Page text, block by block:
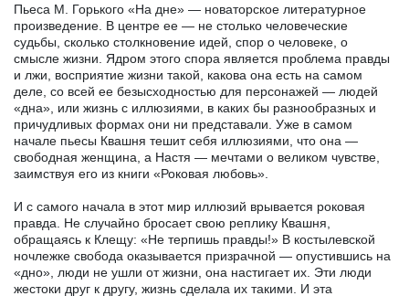
Пьеса М. Горького «На дне» — новаторское литературное
произведение. В центре ее — не столько человеческие
судьбы, сколько столкновение идей, спор о человеке, о
смысле жизни. Ядром этого спора является проблема правды
и лжи, восприятие жизни такой, какова она есть на самом
деле, со всей ее безысходностью для персонажей — людей
«дна», или жизнь с иллюзиями, в каких бы разнообразных и
причудливых формах они ни представали. Уже в самом
начале пьесы Квашня тешит себя иллюзиями, что она —
свободная женщина, а Настя — мечтами о великом чувстве,
заимствуя его из книги «Роковая любовь».
И с самого начала в этот мир иллюзий врывается роковая
правда. Не случайно бросает свою реплику Квашня,
обращаясь к Клещу: «Не терпишь правды!» В костылевской
ночлежке свобода оказывается призрачной — опустившись на
«дно», люди не ушли от жизни, она настигает их. Эти люди
жестоки друг к другу, жизнь сделала их такими. И эта